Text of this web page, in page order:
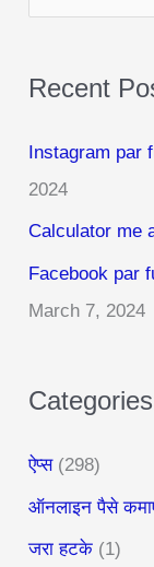
e
r
h
f
o
r
:
Recent
Instagram par
2024
Calculator me
Facebook par
March 7, 2024
Categories
ऐप्स(298)
ऑनलाइन पैसे
जरा हटके (1)